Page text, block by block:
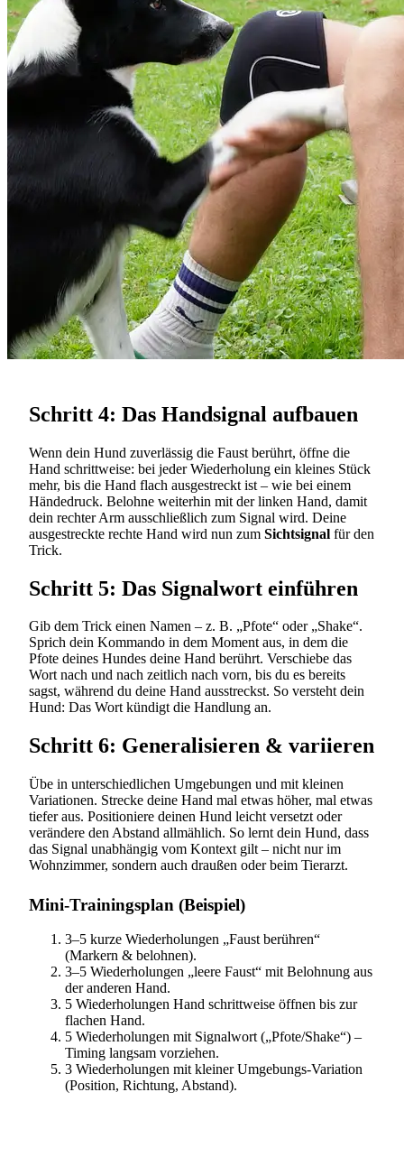
Schritt 4: Das Handsignal aufbauen
Wenn dein Hund zuverlässig die Faust berührt, öffne die
Hand schrittweise: bei jeder Wiederholung ein kleines Stück
mehr, bis die Hand flach ausgestreckt ist – wie bei einem
Händedruck. Belohne weiterhin mit der linken Hand, damit
dein rechter Arm ausschließlich zum Signal wird. Deine
ausgestreckte rechte Hand wird nun zum Sichtsignal für den
Trick.
Schritt 5: Das Signalwort einführen
Gib dem Trick einen Namen – z. B. „Pfote“ oder „Shake“.
Sprich dein Kommando in dem Moment aus, in dem die
Pfote deines Hundes deine Hand berührt. Verschiebe das
Wort nach und nach zeitlich nach vorn, bis du es bereits
sagst, während du deine Hand ausstreckst. So versteht dein
Hund: Das Wort kündigt die Handlung an.
Schritt 6: Generalisieren & variieren
Übe in unterschiedlichen Umgebungen und mit kleinen
Variationen. Strecke deine Hand mal etwas höher, mal etwas
tiefer aus. Positioniere deinen Hund leicht versetzt oder
verändere den Abstand allmählich. So lernt dein Hund, dass
das Signal unabhängig vom Kontext gilt – nicht nur im
Wohnzimmer, sondern auch draußen oder beim Tierarzt.
Mini‑Trainingsplan (Beispiel)
3–5 kurze Wiederholungen „Faust berühren“
(Markern & belohnen).
3–5 Wiederholungen „leere Faust“ mit Belohnung aus
der anderen Hand.
5 Wiederholungen Hand schrittweise öffnen bis zur
flachen Hand.
5 Wiederholungen mit Signalwort („Pfote/Shake“) –
Timing langsam vorziehen.
3 Wiederholungen mit kleiner Umgebungs‑Variation
(Position, Richtung, Abstand).